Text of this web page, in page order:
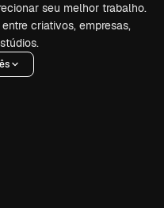
seu melhor trabalho.
criativos, empresas,